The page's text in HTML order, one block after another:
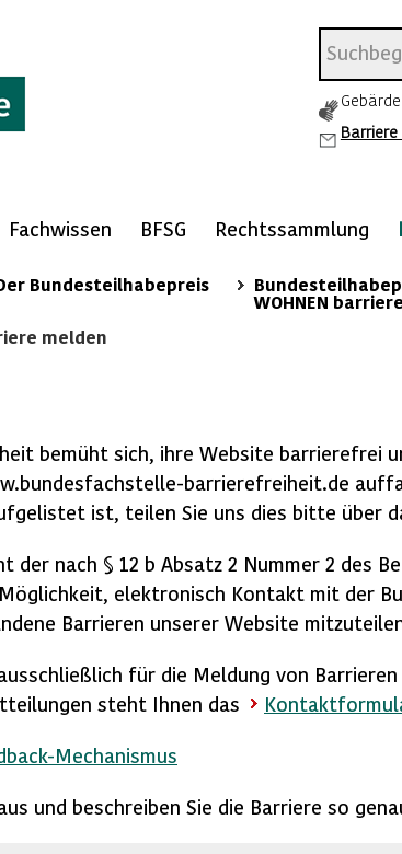
Fachwissen BFSG Rechtssammlung
Bundesteilhabepreis
WOHNEN
melden
bemüht sich, ihre Website barrierefrei
barrierefreiheit.de
ist, teilen Sie uns dies bitte über
nach § 12 b Absatz 2 Nummer 2 des
Möglichkeit, elektronisch Kontakt mit der
Barrieren unserer Website
für die Meldung von
steht Ihnen das
Mechanismus
und beschreiben Sie die Barriere so